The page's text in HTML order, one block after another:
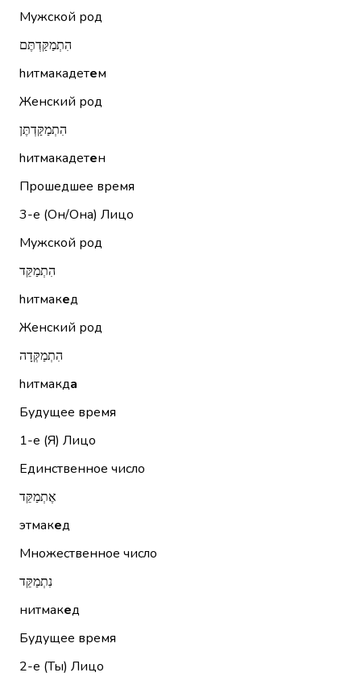
Мужской род
הִתְמַקַּדְתֶּם
hитмакадетем
Женский род
הִתְמַקַּדְתֶּן
hитмакадетен
Прошедшее время
3-е (Он/Она) Лицо
Мужской род
הִתְמַקֵּד
hитмакед
Женский род
הִתְמַקְּדָה
hитмакда
Будущее время
1-е (Я) Лицо
Единственное число
אֶתְמַקֵּד
этмакед
Множественное число
נִתְמַקֵּד
нитмакед
Будущее время
2-е (Ты) Лицо